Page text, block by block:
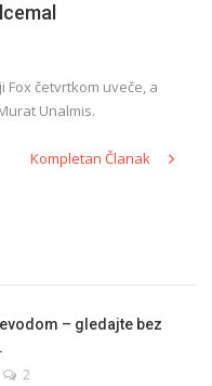
Fox četvrtkom uveče, a
Unalmis.
Kompletan Članak
– gledajte bez
2